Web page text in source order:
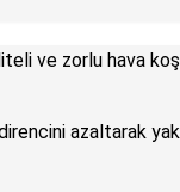
ve zorlu hava
azaltarak